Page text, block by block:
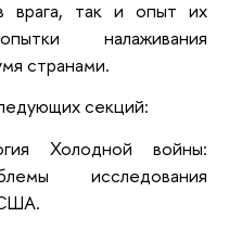
врага, так и опыт их
налаживания
странами.
секций:
Холодной войны:
исследования